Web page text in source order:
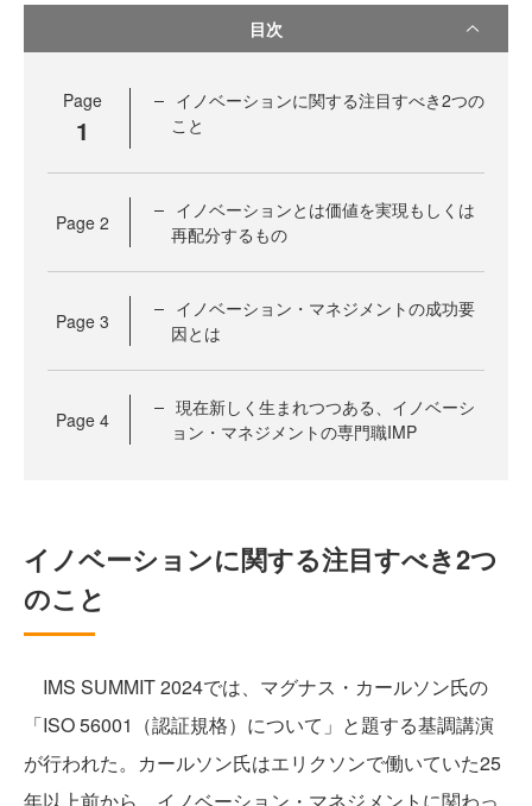
目次
Page
1
イノベーションに関する注目すべき2つの
こと
Page 2
イノベーションとは価値を実現もしくは
再配分するもの
Page 3
イノベーション・マネジメントの成功要
因とは
Page 4
現在新しく生まれつつある、イノベーシ
ョン・マネジメントの専門職IMP
イノベーションに関する注目すべき2つ
のこと
IMS SUMMIT 2024では、マグナス・カールソン氏の
「ISO 56001（認証規格）について」と題する基調講演
が行われた。カールソン氏はエリクソンで働いていた25